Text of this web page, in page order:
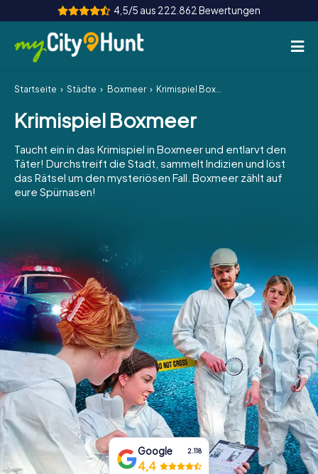
4,5/5 aus 222.862 Bewertungen
So funktioniert's
Städte
Touren
Teamevent
INT AT
ES
IE
IT
NL
Tickets buchen
Gutscheine bestellen
Startseite Städte Boxmeer Krimispiel Boxmeer
Krimispiel Boxmeer
Taucht ein in das Krimispiel in Boxmeer und entlarvt den
Täter! Durchstreift die Stadt, sammelt Indizien und löst
das Rätsel um den mysteriösen Fall. Boxmeer zählt auf
eure Spürnasen!
Google 2.118
4,4